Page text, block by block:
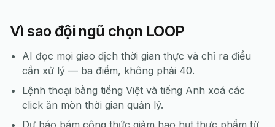
Vì sao đội ngũ chọn LOOP
AI đọc mọi giao dịch thời gian thực và chỉ ra điều
cần xử lý — ba điểm, không phải 40.
Lệnh thoại bằng tiếng Việt và tiếng Anh xoá các
click ăn mòn thời gian quản lý.
Dự báo bám công thức giảm hao hụt thực phẩm từ